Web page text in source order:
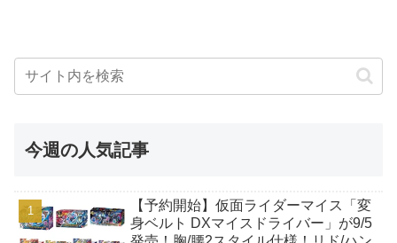
今週の人気記事
【予約開始】仮面ライダーマイス「変
身ベルト DXマイスドライバー」が9/5